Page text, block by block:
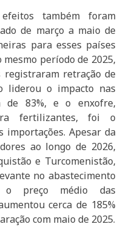
também foram
de março a maio de
para esses países
período de 2025,
registraram retração de
liderou o impacto nas
de 83%, e o enxofre,
fertilizantes, foi o
importações. Apesar da
ao longo de 2026,
e Turcomenistão,
no abastecimento
o preço médio das
cerca de 185%
com maio de 2025.